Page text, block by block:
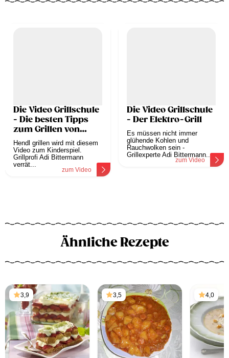
Die Video Grillschule
- Die besten Tipps
zum Grillen von
Huhn
Hendl grillen wird mit diesem
Video zum Kinderspiel.
Grillprofi Adi Bittermann
verrät...
zum Video
Die Video Grillschule
- Der Elektro-Grill
Es müssen nicht immer
glühende Kohlen und
Rauchwolken sein -
Grillexperte Adi Bittermann...
zum Video
Ähnliche Rezepte
3,9 3,5 4,0